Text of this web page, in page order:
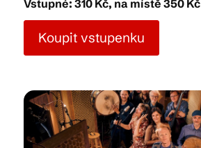
Suvenýry
Praktické info
Vstupné: 310 Kč, na místě 350 Kč
Koupit vstupenku